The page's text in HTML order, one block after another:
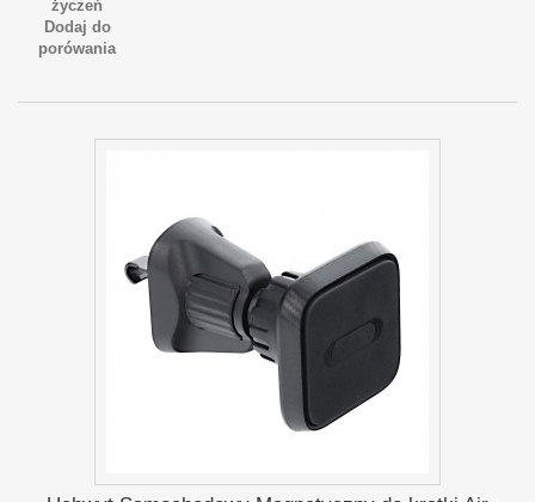
życzeń
Dodaj do
porówania